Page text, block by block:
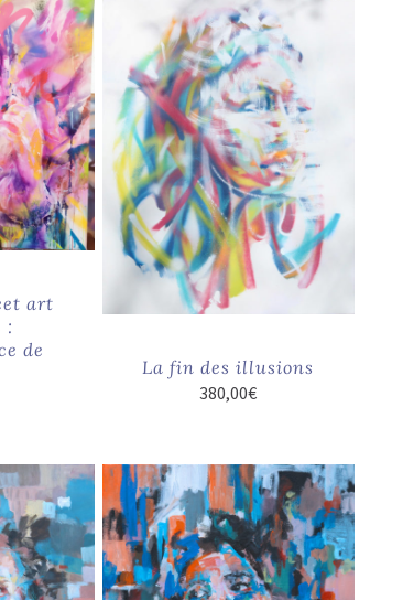
art
:
de
La fin des illusions
380,00€